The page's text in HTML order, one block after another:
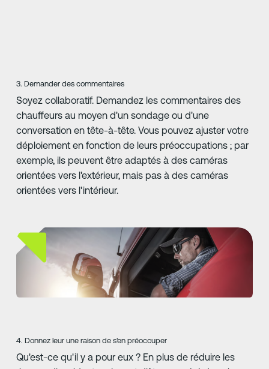
3. Demander des commentaires
Soyez collaboratif. Demandez les commentaires des
chauffeurs au moyen d'un sondage ou d'une
conversation en tête-à-tête. Vous pouvez ajuster votre
déploiement en fonction de leurs préoccupations ; par
exemple, ils peuvent être adaptés à des caméras
orientées vers l'extérieur, mais pas à des caméras
orientées vers l'intérieur.
4. Donnez leur une raison de s'en préoccuper
Qu'est-ce qu'il y a pour eux ? En plus de réduire les